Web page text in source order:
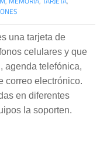
una tarjeta de
celulares y que
agenda telefónica,
correo electrónico.
en diferentes
la soporten.